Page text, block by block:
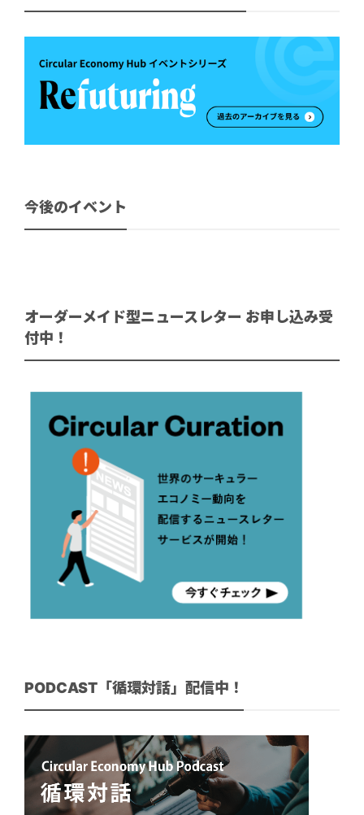
今後のイベント
オーダーメイド型ニュースレター お申し込み受
付中！
PODCAST「循環対話」配信中！